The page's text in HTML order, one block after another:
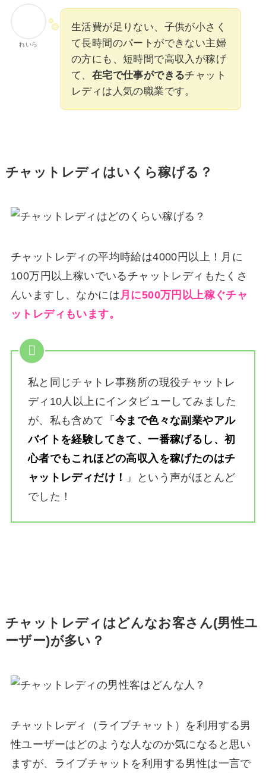
れいら
生活費が足りない、子供が小さく
て長時間のパートができない主婦
の方にも、短時間で高収入が稼げ
て、 在宅で仕事ができるチャット
レディは人気の職業です。
チャットレディはいくら稼げる？
チャットレディの平均時給は4000円以上！月に
100万円以上稼いでいるチャットレディもたくさ
んいますし、なかには 月に500万円以上稼ぐチャ
ットレディもいます。
私と同じチャトレ事務所の現役チャットレ
ディ10人以上にインタビューしてみました
が、私も含めて
「今まで色々な副業やアル
バイトを経験してきて、一番稼げるし、初
心者でもこれほどの高収入を稼げたのはチ
ャットレディだけ！
」
という声がほとんど
でした！
チャットレディはどんなお客さん(男性ユ
ーザー)が多い？
チャットレディ（ライブチャット）を利用する男
性ユーザーはどのような人なのか気になると思い
ますが、ライブチャットを利用する男性は一言で